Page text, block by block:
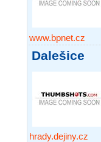
www.bpnet.cz
Dalešice
hrady.dejiny.cz